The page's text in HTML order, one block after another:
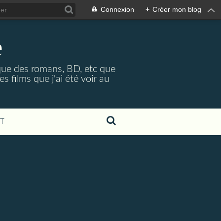
Connexion + Créer mon blog
des romans, BD, etc que
films que j'ai été voir au